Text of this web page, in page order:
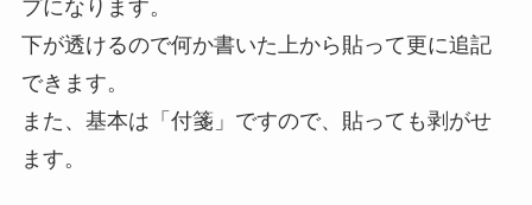
プになります。
下が透けるので何か書いた上から貼って更に追記
できます。
また、基本は「付箋」ですので、貼っても剥がせ
ます。